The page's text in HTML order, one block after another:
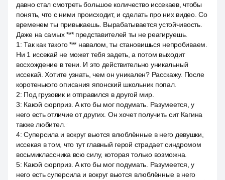
давно стал смотреть большое количество иссекаев, чтобы
понять, что с ними происходит, и сделать про них видео. Со
временем ты привыкаешь. Вырабатывается устойчивость.
Даже на самых *** представителей ты не реагируешь.
1 :Так как такого *** навалом, ты становишься непробиваем.
Ни 1 иссекай не может тебя задеть, а потом выходит
восхождение в тени. И это действительно уникальный
иссекай. Хотите узнать, чем он уникален? Расскажу. После
коротенького описания японский школьник попал.
2: Под грузовик и отправился в другой мир.
3: Какой сюрприз. А кто бы мог подумать. Разумеется, у
него есть отличие от других. Он хочет получить сит Кагина
также любител.
4:Суперсила и вокруг вьются влюблённые в него девушки,
иссекая в том, что тут главный герой страдает синдромом
восьмиклассника всю силу, которая только возможна.
5: Какой сюрприз. А кто бы мог подумать. Разумеется, у
него есть суперсила и вокруг вьются влюблённые в него